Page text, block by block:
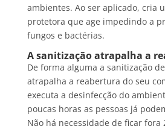
ambientes. Ao ser aplicado, cria
protetora que age impedindo a
fungos e bactérias.
A sanitização atrapalha a
De forma alguma a sanitização
atrapalha a reabertura do seu
executa a desinfecção do
poucas horas as pessoas já
Não há necessidade de ficar fora